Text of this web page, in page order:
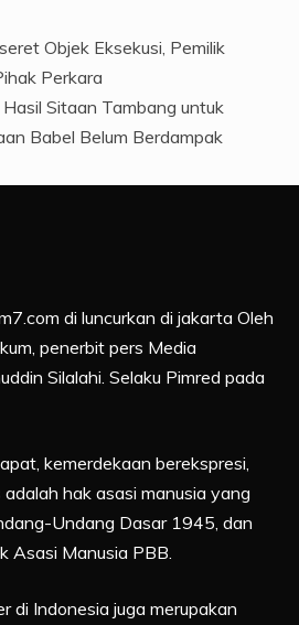
Objek Eksekusi, Pemilik
Perkara
Sitaan Tambang untuk
Babel Belum Berdampak
di luncurkan di jakarta Oleh
penerbit pers Media
Silalahi. Selaku Pimred pada
kemerdekaan berekspresi,
hak asasi manusia yang
Undang Dasar 1945, dan
Asasi Manusia PBB.
di Indonesia juga merupakan